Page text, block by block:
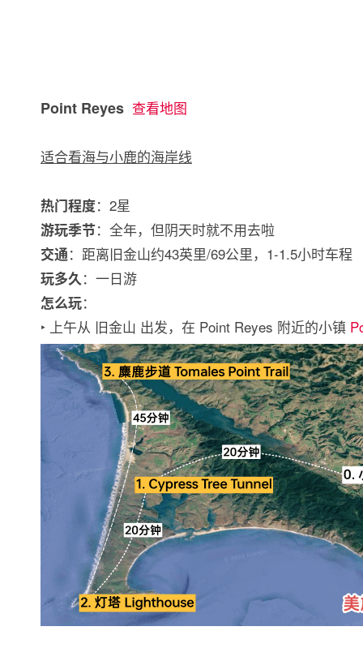
Point Reyes 查看地图
适合看海与小鹿的海岸线
热门程度：2星
游玩季节：全年，但阴天时就不用去啦
交通：距离旧金山约43英里/69公里，1-1.5小时车程
玩多久：一日游
怎么玩：
‣ 上午从 旧金山 出发，在 Point Reyes 附近的小镇